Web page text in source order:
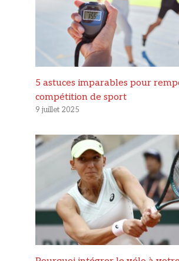
5 astuces imparables pour
compétition de sport
9 juillet 2025